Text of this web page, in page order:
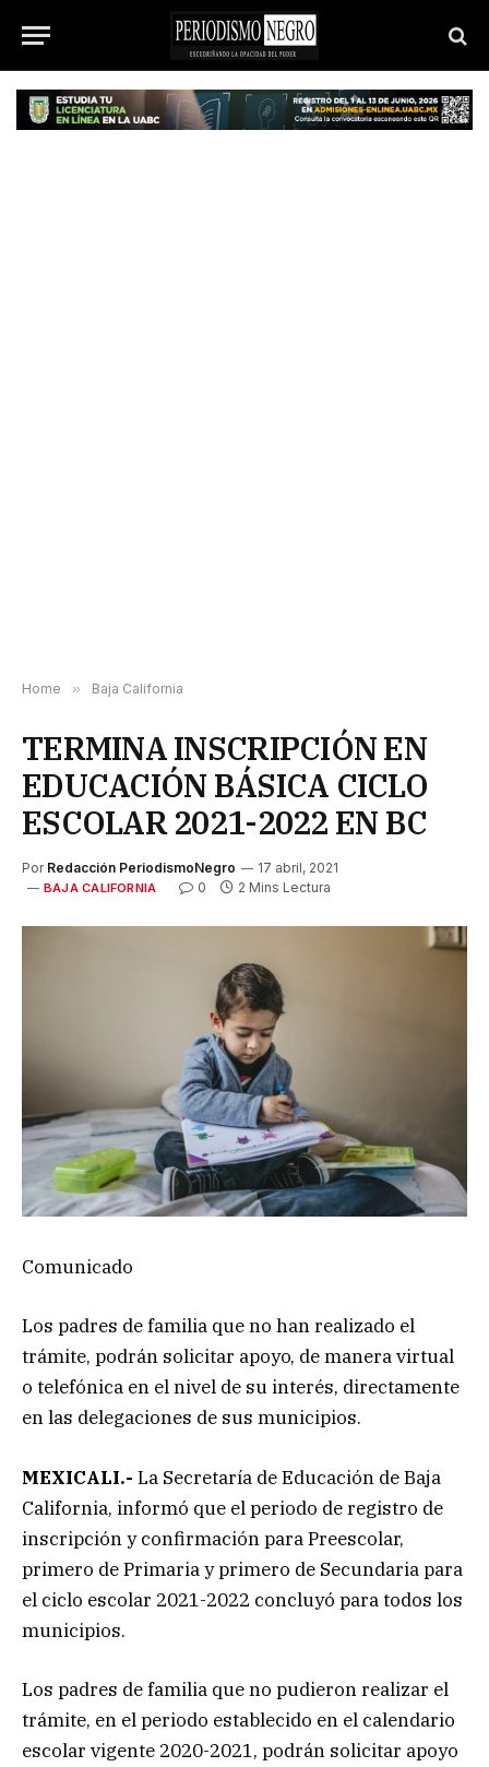
Home » Baja California
TERMINA INSCRIPCIÓN EN
EDUCACIÓN BÁSICA CICLO
ESCOLAR 2021-2022 EN BC
Por Redacción PeriodismoNegro 17 abril, 2021
BAJA CALIFORNIA 0 2 Mins Lectura
Comunicado
Los padres de familia que no han realizado el
trámite, podrán solicitar apoyo, de manera virtual
o telefónica en el nivel de su interés, directamente
en las delegaciones de sus municipios.
MEXICALI.- La Secretaría de Educación de Baja
California, informó que el periodo de registro de
inscripción y confirmación para Preescolar,
primero de Primaria y primero de Secundaria para
el ciclo escolar 2021-2022 concluyó para todos los
municipios.
Los padres de familia que no pudieron realizar el
trámite, en el periodo establecido en el calendario
escolar vigente 2020-2021, podrán solicitar apoyo